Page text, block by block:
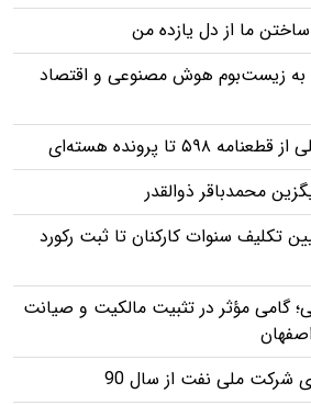
ما از دل یازده من
به زیست‌بوم هوش مصنوعی و اقتصاد
تا پرونده هسته‌ای
محمدباقر ذوالقدر
تکلیف سنوات کارکنان تا ثبت رکورد
گامی مؤثر در تثبیت مالکیت و صیانت